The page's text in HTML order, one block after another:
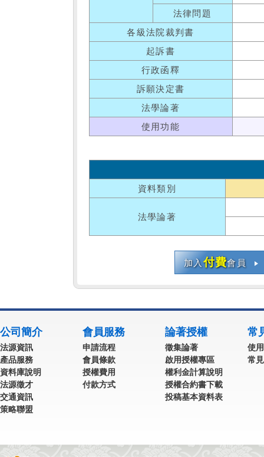
法律問題
各級法院裁判書
起訴書
行政函釋
訴願決定書
法學論著
使用功能
資料類別
法學論著
加入付費會員
公司簡介
法源資訊
產品服務
資料庫說明
法源徵才
交通資訊
策略聯盟
會員服務
申請流程
會員條款
授權費用
付款方式
論著授權
徵集論著
啟用授權專區
權利金計算說明
授權合約書下載
投稿基本資料表
常
使
常